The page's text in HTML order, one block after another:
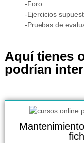
-Foro
-Ejercicios
-Pruebas de
Aquí tienes
podrían